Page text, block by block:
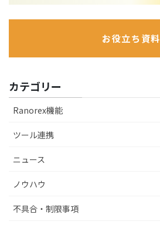
お役立ち資料
カテゴリー
Ranorex機能
ツール連携
ニュース
ノウハウ
不具合・制限事項